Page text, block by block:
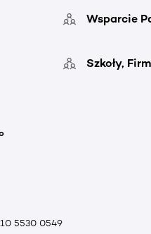
Wsparcie
Szkoły,
5530 0549